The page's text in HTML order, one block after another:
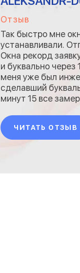
Отзыв
Так быстро мне
устанавливали.
Окна рекорд
и буквально через
меня уже был
сделавший
минут 15 все
отправил его на
производство. Всё!
месте, лишнего не
ЧИТАТЬ ОТЗЫВ